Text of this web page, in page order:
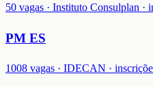
50 vagas · Instituto Consulplan ·
PM ES
1008 vagas · IDECAN ·